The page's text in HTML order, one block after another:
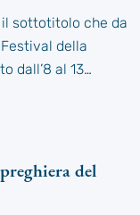
il sottotitolo che da
della
dall’8 al 13…
del